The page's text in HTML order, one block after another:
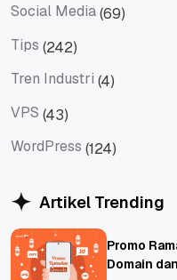
Social Media(69)
Tips (242)
Tren Industri (4)
VPS (43)
WordPress (124)
Artikel Trending
Promo
Domain